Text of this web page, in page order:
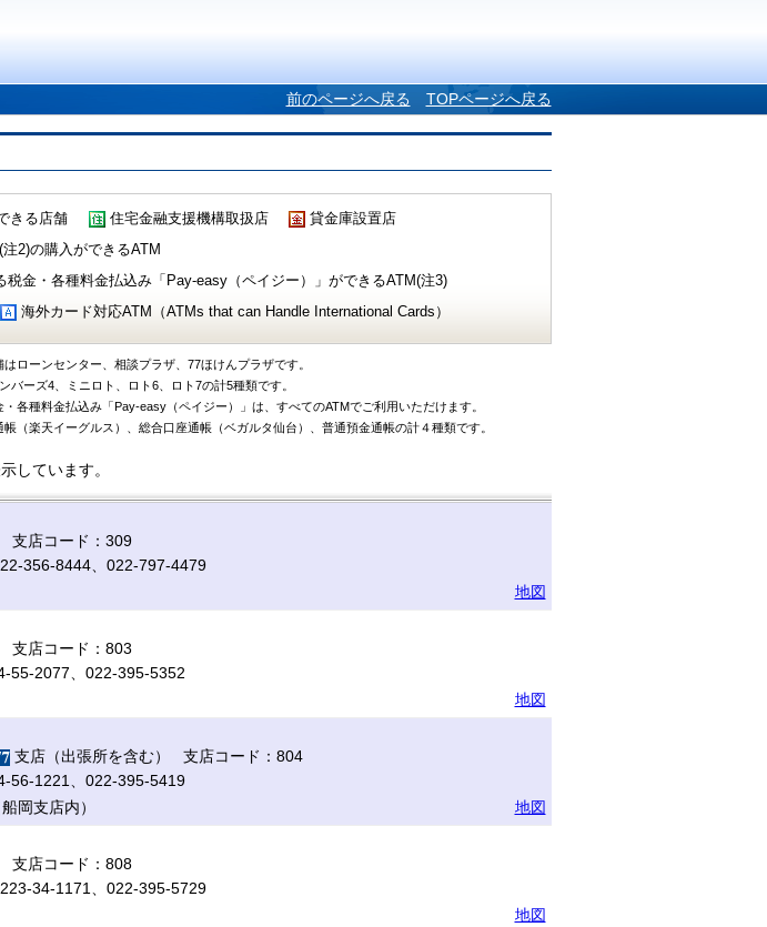
前のページへ戻る TOPページへ戻る
きる店舗 住宅金融支援機構取扱店
貸金庫設置店
2)の購入ができるATM
金・各種料金払込み「Pay-easy（ペイジー）」ができるATM(注3)
海外カード対応ATM（ATMs that can Handle International Cards）
ローンセンター、相談プラザ、77ほけんプラザです。
バーズ4、ミニロト、ロト6、ロト7の計5種類です。
各種料金払込み「Pay-easy（ペイジー）」は、すべてのATMでご利用いただけます。
（楽天イーグルス）、総合口座通帳（ベガルタ仙台）、普通預金通帳の計４種類です。
しています。
支店コード：309
356-8444、022-797-4479
地図
支店コード：803
55-2077、022-395-5352
地図
支店（出張所を含む） 支店コード：804
56-1221、022-395-5419
岡支店内）
地図
支店コード：808
34-1171、022-395-5729
地図